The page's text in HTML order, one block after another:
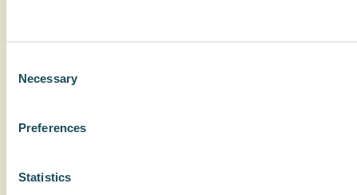
Selection
Necessary
Preferences
Statistics